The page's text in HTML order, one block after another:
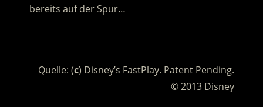
bereits auf der Spur…
Quelle: (c) Disney’s FastPlay. Patent Pending.
© 2013 Disney